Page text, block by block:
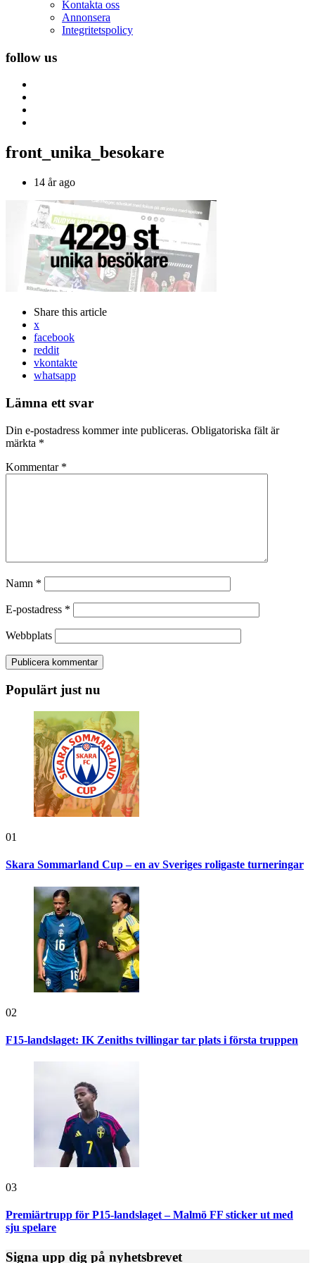
Kontakta oss
Annonsera
Integritetspolicy
follow us
front_unika_besokare
14 år ago
Share this article
x
facebook
reddit
vkontakte
whatsapp
Lämna ett svar
Din e-postadress kommer inte publiceras. Obligatoriska fält är
märkta *
Kommentar *
Namn *
E-postadress *
Webbplats
Populärt just nu
01
Skara Sommarland Cup – en av Sveriges roligaste turneringar
02
F15-landslaget: IK Zeniths tvillingar tar plats i första truppen
03
Premiärtrupp för P15-landslaget – Malmö FF sticker ut med
sju spelare
Signa upp dig på nyhetsbrevet